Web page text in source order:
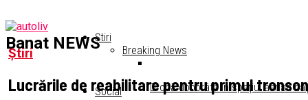
Banat NEWSȘtiri
Breaking News
Dronă doborâtă în spaţiul aerian
Social
Știri
Lucrările de reabilitare pentru primul